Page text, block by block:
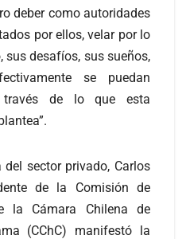
deber como autoridades
por ellos, velar por lo
sus desafíos, sus sueños,
se puedan
través de lo que esta
sector privado, Carlos
de la Comisión de
la Cámara Chilena de
(CChC) manifestó la